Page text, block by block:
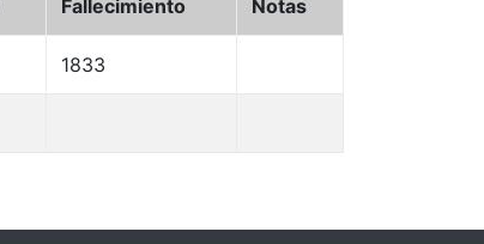
Fallecimiento Notas
1833